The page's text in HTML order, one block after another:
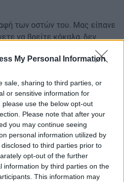
My Personal Information
sale, sharing to third parties, or
or sensitive information for
use the below opt-out
Please note that after your
you may continue seeing
personal information utilized by
to third parties prior to
opt-out of the further
information by third parties on the
This information may
των οστών του. Μας είπανε
να βρείτε κόκαλα, δεν
ένα οστό της μιας κνήμης και
ούτε πλευρά, ούτε τίποτα.
την ταφή. Ο γέρο Σταμάτης
με κάποιον συγγενή του. Ας
Αλλά, ποια φοβέρα να
πατέρα; Από μακριά είδε
από σκισμένα ρούχα και λίγο